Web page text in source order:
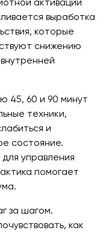
выработка
которые
снижению
45, 60 и 90 минут
техники,
и
состояние.
управления
помогает
за шагом.
как